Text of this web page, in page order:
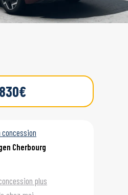
concession
Cherbourg
plus